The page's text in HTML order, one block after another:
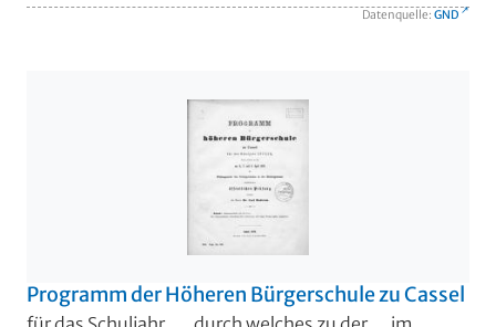
Datenquelle: GND
Programm der Höheren Bürgerschule zu Cassel